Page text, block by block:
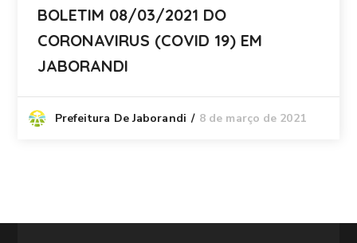
BOLETIM 08/03/2021 DO
CORONAVIRUS (COVID 19) EM
JABORANDI
Prefeitura De Jaborandi 8 de março de 2021